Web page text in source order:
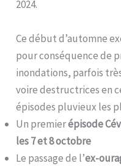
2024.
Ce début d’automne
pour conséquence de
inondations, parfois
voire destructrices en
épisodes pluvieux les
Un premierépisode
les 7 et 8 octobre
Le passage de l’ex-